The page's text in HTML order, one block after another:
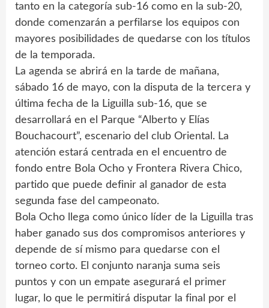
tanto en la categoría sub-16 como en la sub-20,
donde comenzarán a perfilarse los equipos con
mayores posibilidades de quedarse con los títulos
de la temporada.
La agenda se abrirá en la tarde de mañana,
sábado 16 de mayo, con la disputa de la tercera y
última fecha de la Liguilla sub-16, que se
desarrollará en el Parque “Alberto y Elías
Bouchacourt”, escenario del club Oriental. La
atención estará centrada en el encuentro de
fondo entre Bola Ocho y Frontera Rivera Chico,
partido que puede definir al ganador de esta
segunda fase del campeonato.
Bola Ocho llega como único líder de la Liguilla tras
haber ganado sus dos compromisos anteriores y
depende de sí mismo para quedarse con el
torneo corto. El conjunto naranja suma seis
puntos y con un empate asegurará el primer
lugar, lo que le permitirá disputar la final por el